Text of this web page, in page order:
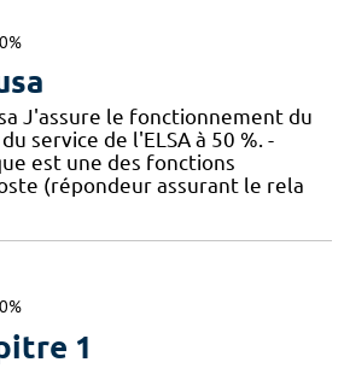
J'assure le fonctionnement du
service de l'ELSA à 50 %. -
est une des fonctions
(répondeur assurant le rela
1